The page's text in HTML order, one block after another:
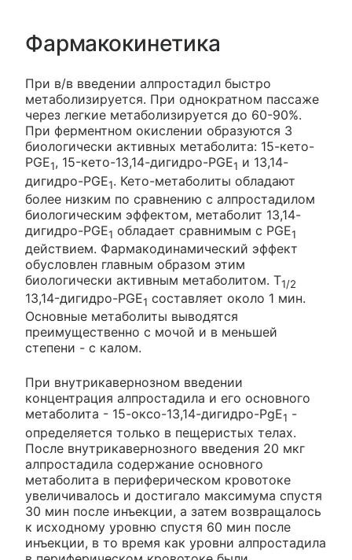
Фармакокинетика
При в/в введении алпростадил быстро
метаболизируется. При однократном пассаже
через легкие метаболизируется до 60-90%.
При ферментном окислении образуются 3
биологически активных метаболита: 15-кето-
PGE1, 15-кето-13,14-дигидро-PGE1 и 13,14-
дигидро-PGE1. Кето-метаболиты обладают
более низким по сравнению с алпростадилом
биологическим эффектом, метаболит 13,14-
дигидро-PGE1 обладает сравнимым с PGE1
действием. Фармакодинамический эффект
обусловлен главным образом этим
биологически активным метаболитом. T1/2
13,14-дигидро-PGE1 составляет около 1 мин.
Основные метаболиты выводятся
преимущественно с мочой и в меньшей
степени - с калом.
При внутрикавернозном введении
концентрация алпростадила и его основного
метаболита - 15-оксо-13,14-дигидро-PgE1 -
определяется только в пещеристых телах.
После внутрикавернозного введения 20 мкг
алпростадила содержание основного
метаболита в периферическом кровотоке
увеличивалось и достигало максимума спустя
30 мин после инъекции, а затем возвращалось
к исходному уровню спустя 60 мин после
инъекции, в то время как уровни алпростадила